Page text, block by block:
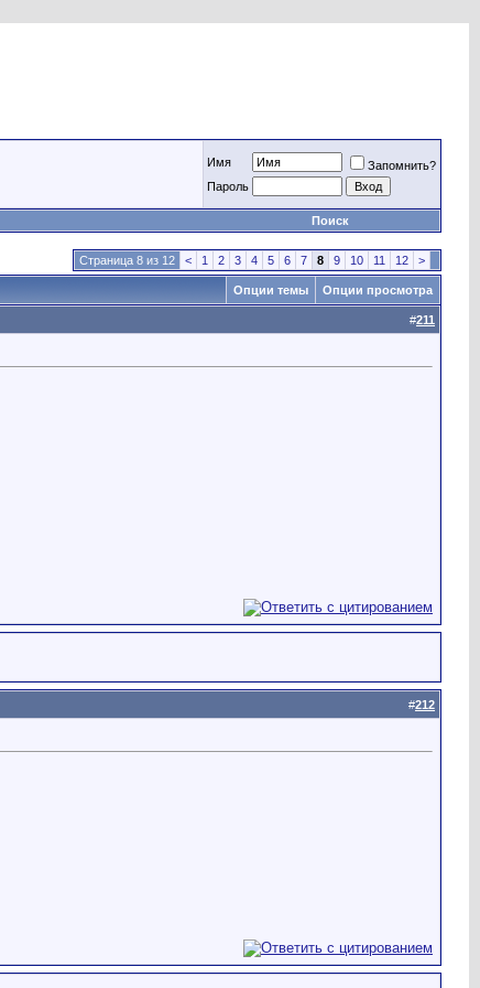
Имя
Запомнить?
Пароль
Поиск
Страница 8 из 12 < 1 2 3 4 5 6 7 8 9 10 11 12 >
Опции темы Опции просмотра
#211
#212